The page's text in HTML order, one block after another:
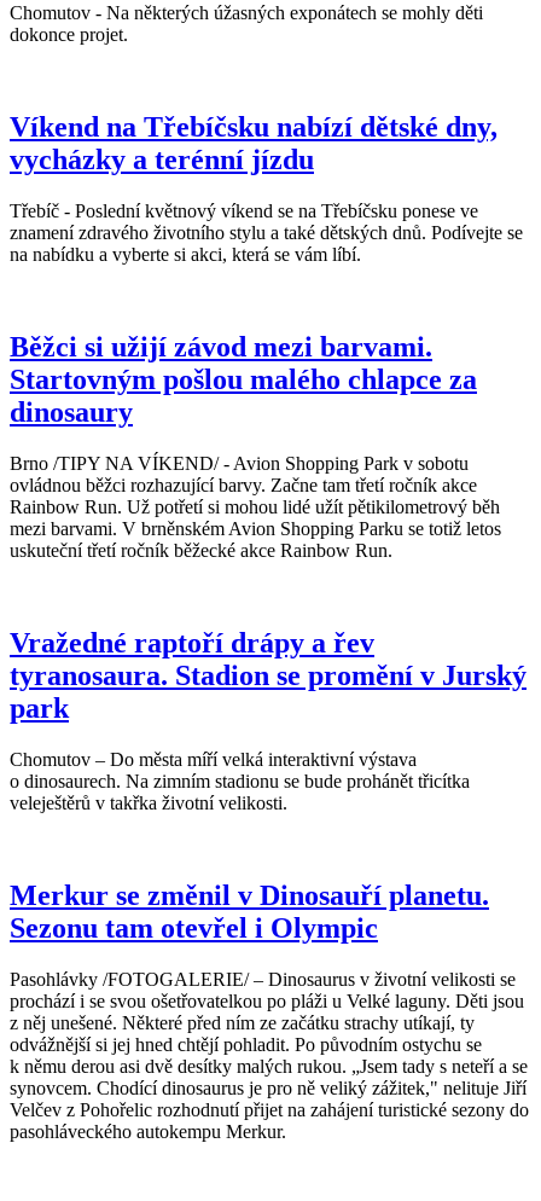
Chomutov - Na některých úžasných exponátech se mohly děti
dokonce projet.
Víkend na Třebíčsku nabízí dětské dny,
vycházky a terénní jízdu
Třebíč - Poslední květnový víkend se na Třebíčsku ponese ve
znamení zdravého životního stylu a také dětských dnů. Podívejte se
na nabídku a vyberte si akci, která se vám líbí.
Běžci si užijí závod mezi barvami.
Startovným pošlou malého chlapce za
dinosaury
Brno /TIPY NA VÍKEND/ - Avion Shopping Park v sobotu
ovládnou běžci rozhazující barvy. Začne tam třetí ročník akce
Rainbow Run. Už potřetí si mohou lidé užít pětikilometrový běh
mezi barvami. V brněnském Avion Shopping Parku se totiž letos
uskuteční třetí ročník běžecké akce Rainbow Run.
Vražedné raptoří drápy a řev
tyranosaura. Stadion se promění v Jurský
park
Chomutov – Do města míří velká interaktivní výstava
o dinosaurech. Na zimním stadionu se bude prohánět třicítka
veleještěrů v takřka životní velikosti.
Merkur se změnil v Dinosauří planetu.
Sezonu tam otevřel i Olympic
Pasohlávky /FOTOGALERIE/ – Dinosaurus v životní velikosti se
prochází i se svou ošetřovatelkou po pláži u Velké laguny. Děti jsou
z něj unešené. Některé před ním ze začátku strachy utíkají, ty
odvážnější si jej hned chtějí pohladit. Po původním ostychu se
k němu derou asi dvě desítky malých rukou. „Jsem tady s neteří a se
synovcem. Chodící dinosaurus je pro ně veliký zážitek," nelituje Jiří
Velčev z Pohořelic rozhodnutí přijet na zahájení turistické sezony do
pasohláveckého autokempu Merkur.